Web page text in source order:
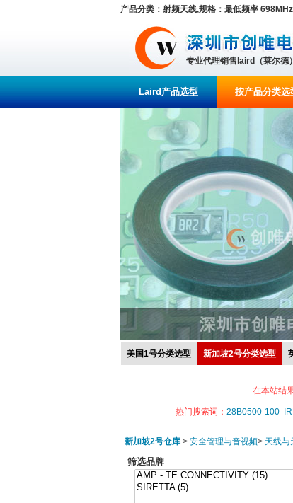
产品分类：射频天线,规格：最低频率
专业代理销售laird（莱尔德
Laird产品选型 按产品分类选
美国1号分类选型 新加坡2号分类选型
在本站结
热门搜索词： 28B0500-100
新加坡2号仓库 > 安全管理与音视频> 天线与
筛选品牌